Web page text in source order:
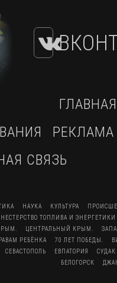
ГЛАВНАЯ
РЕКЛАМА
СВЯЗЬ
НАУКА КУЛЬТУРА
ТОПЛИВА И
ЦЕНТРАЛЬНЫЙ КРЫМ.
РЕБЁНКА 70 ЛЕТ ПОБЕДЫ.
СЕВАСТОПОЛЬ ЕВПАТОРИЯ
СУДАК
БЕЛОГОРСК